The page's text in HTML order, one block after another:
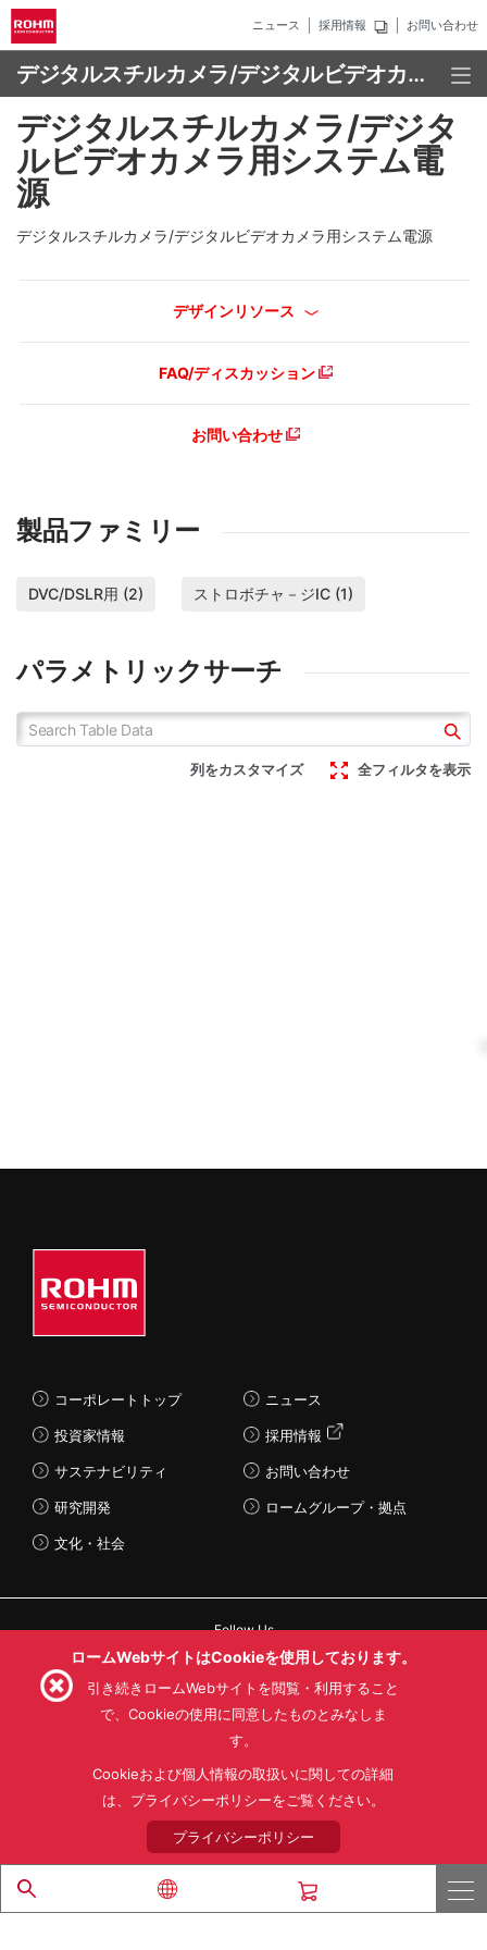
ニュース 採用情報 お問い合わせ
デジタルスチルカメラ/デジタルビデオカメラ用システム電源
デジタルスチルカメラ/デジタ
ルビデオカメラ用システム電
源
デジタルスチルカメラ/デジタルビデオカメラ用システム電源
デザインリソース
FAQ/ディスカッション
お問い合わせ
製品ファミリー
DVC/DSLR用 (2) ストロボチャ－ジIC (1)
パラメトリックサーチ
列をカスタマイズ 全フィルタを表示
コーポレートトップ
投資家情報
サステナビリティ
研究開発
文化・社会
ニュース
採用情報
お問い合わせ
ロームグループ・拠点
Follow Us
利用目的
プライバシーポリシー
サイトマップ
ローム製品の販売に関する標準契約条件書(PDF)
© 1997 - 2026 ROHM CO., LTD. ALL RIGHTS RESERVED.
ロームWebサイトはCookieを使用しております。
引き続きロームWebサイトを閲覧・利用すること
で、Cookieの使用に同意したものとみなしま
す。
Cookieおよび個人情報の取扱いに関しての詳細
は、プライバシーポリシーをご覧ください。
プライバシーポリシー